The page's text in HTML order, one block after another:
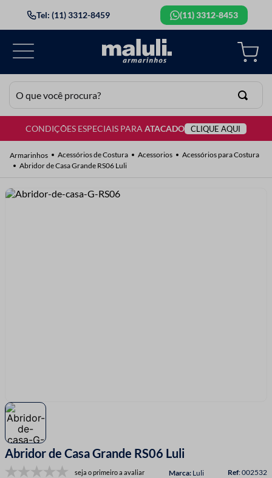
Tel: (11) 3312-8459 (11) 3312-8453
O que você procura?
CONDIÇÕES ESPECIAIS PARAATACADO CLIQUE AQUI
Acessórios de Costura Acessorios
Acessórios para Costura
Abridor de Casa Grande RS06 Luli
Abridor de Casa Grande RS06 Luli
seja o primeiro a avaliar Luli :002532
TERMOS MAIS BUSCADOS
2 º
barbante
3º
botão